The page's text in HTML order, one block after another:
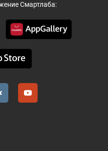
Смартлаба: